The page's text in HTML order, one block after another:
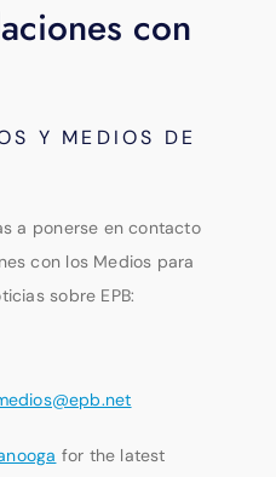
con
Y MEDIOS DE
a ponerse en contacto
con los Medios para
sobre EPB:
for the latest